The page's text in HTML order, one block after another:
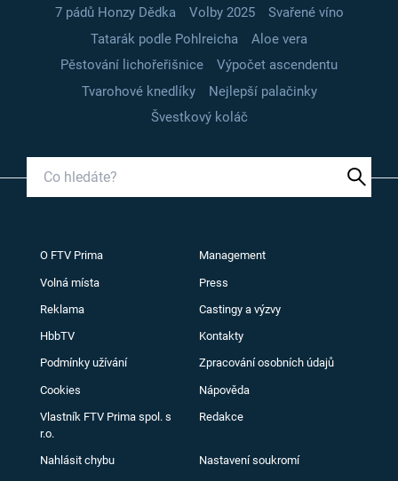
7 pádů Honzy Dědka
Volby 2025
Svařené víno
Tatarák podle Pohlreicha
Aloe vera
Pěstování lichořeřišnice
Výpočet ascendentu
Tvarohové knedlíky
Nejlepší palačinky
Švestkový koláč
O FTV Prima Management
Volná místa Press
Reklama Castingy a výzvy
HbbTV Kontakty
Podmínky užívání Zpracování osobních údajů
Cookies Nápověda
Vlastník FTV Prima spol. s
r.o.
Redakce
Nahlásit chybu Nastavení soukromí